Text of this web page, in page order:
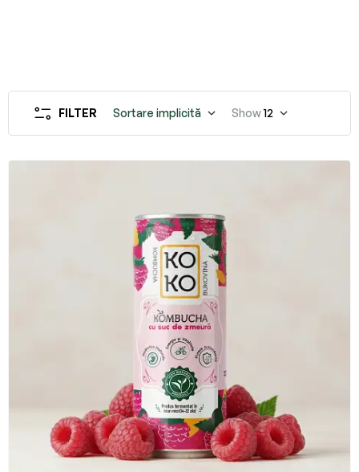
FILTER Sortare implicită Show12